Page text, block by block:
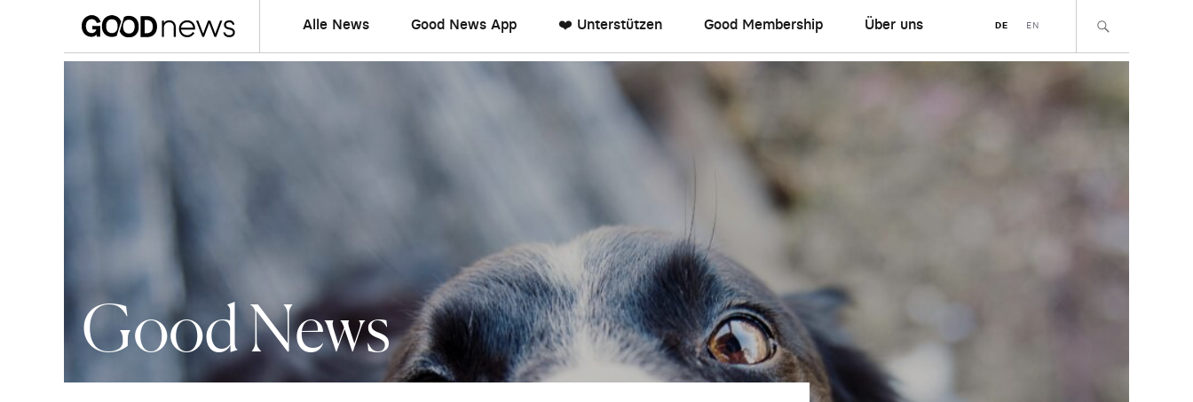
Alle News Good News App ❤️ Unterstützen Good Membership Über uns DE EN
Good News